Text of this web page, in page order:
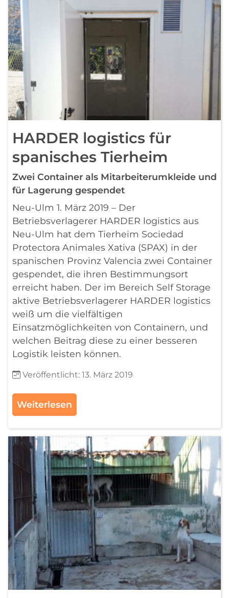
HARDER logistics für
spanisches Tierheim
Zwei Container als Mitarbeiterumkleide und
für Lagerung gespendet
Neu-Ulm 1. März 2019 – Der
Betriebsverlagerer HARDER logistics aus
Neu-Ulm hat dem Tierheim Sociedad
Protectora Animales Xativa (SPAX) in der
spanischen Provinz Valencia zwei Container
gespendet, die ihren Bestimmungsort
erreicht haben. Der im Bereich Self Storage
aktive Betriebsverlagerer HARDER logistics
weiß um die vielfältigen
Einsatzmöglichkeiten von Containern, und
welchen Beitrag diese zu einer besseren
Logistik leisten können.
Details
Veröffentlicht: 13. März 2019
Weiterlesen